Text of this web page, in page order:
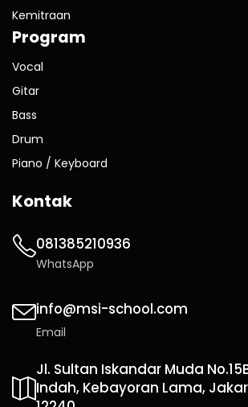
Kemitraan
Program
Vocal
Gitar
Bass
Drum
Piano / Keyboard
Kontak
081385210936
WhatsApp
info@msi-school.com
Email
Jl. Sultan Iskandar Muda
Indah, Kebayoran Lama,